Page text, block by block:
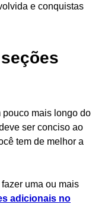
e conquistas
mais longo do
ser conciso ao
tem de melhor a
uma ou mais
adicionais no